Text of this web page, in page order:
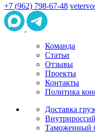
+7 (962) 798-67-48
Команда
Статьи
Отзывы
Проекты
Контакты
Политика
Доставка
Таможенный